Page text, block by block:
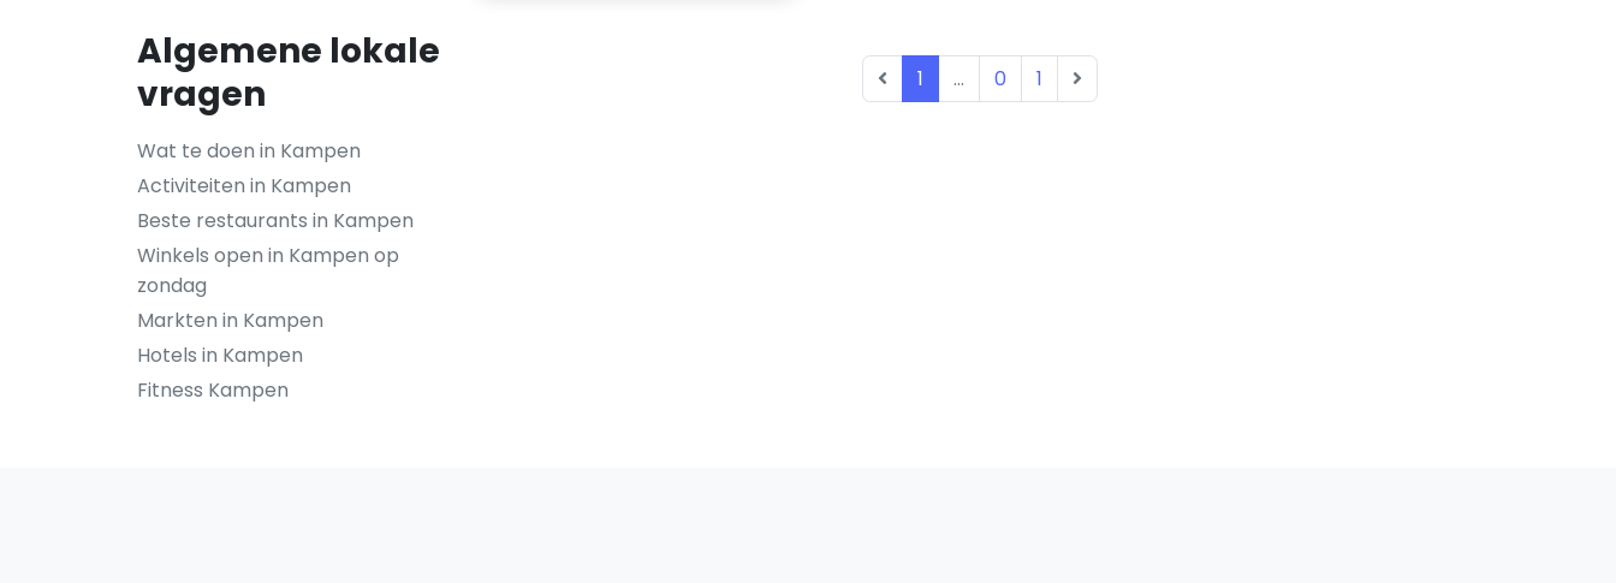
Algemene lokale
vragen
Wat te doen in Kampen
Activiteiten in Kampen
Beste restaurants in Kampen
Winkels open in Kampen op
zondag
Markten in Kampen
Hotels in Kampen
Fitness Kampen
1 ... 0 1